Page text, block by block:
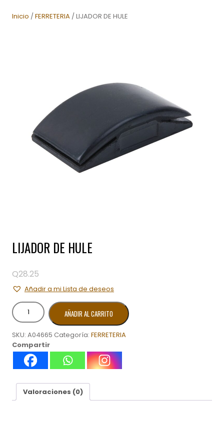
Inicio /FERRETERIA / LIJADOR DE HULE
LIJADOR DE HULE
Q28.25
Añadir a mi Lista de deseos
LIJADOR
DE
cantidad
AÑADIR AL CARRITO
SKU: A04665 Categoría: FERRETERIA
Compartir
Valoraciones (0)